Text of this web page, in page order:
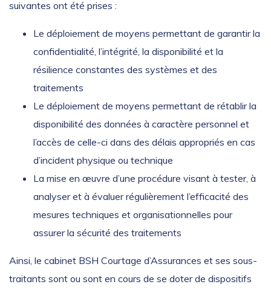
suivantes ont été prises :
Le déploiement de moyens permettant de garantir la
confidentialité, l’intégrité, la disponibilité et la
résilience constantes des systèmes et des
traitements
Le déploiement de moyens permettant de rétablir la
disponibilité des données à caractère personnel et
l’accès de celle-ci dans des délais appropriés en cas
d’incident physique ou technique
La mise en œuvre d’une procédure visant à tester, à
analyser et à évaluer régulièrement l’efficacité des
mesures techniques et organisationnelles pour
assurer la sécurité des traitements
Ainsi, le cabinet BSH Courtage d’Assurances et ses sous-
traitants sont ou sont en cours de se doter de dispositifs